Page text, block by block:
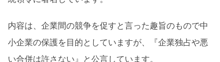
内容は、企業間の競争を促すと言った趣旨のもので中
小企業の保護を目的としていますが、『企業独占や悪
い合併は許さない』と公言しています。